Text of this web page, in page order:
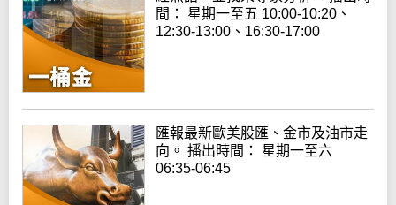
間： 星期一至五 10:00-10:20、
12:30-13:00、16:30-17:00
匯報最新歐美股匯、金市及油市走
向。 播出時間： 星期一至六
06:35-06:45